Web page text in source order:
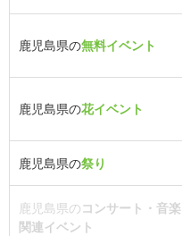
鹿児島県の無料イベント
鹿児島県の花イベント
鹿児島県の祭り
鹿児島県のコンサート・音楽
関連イベント